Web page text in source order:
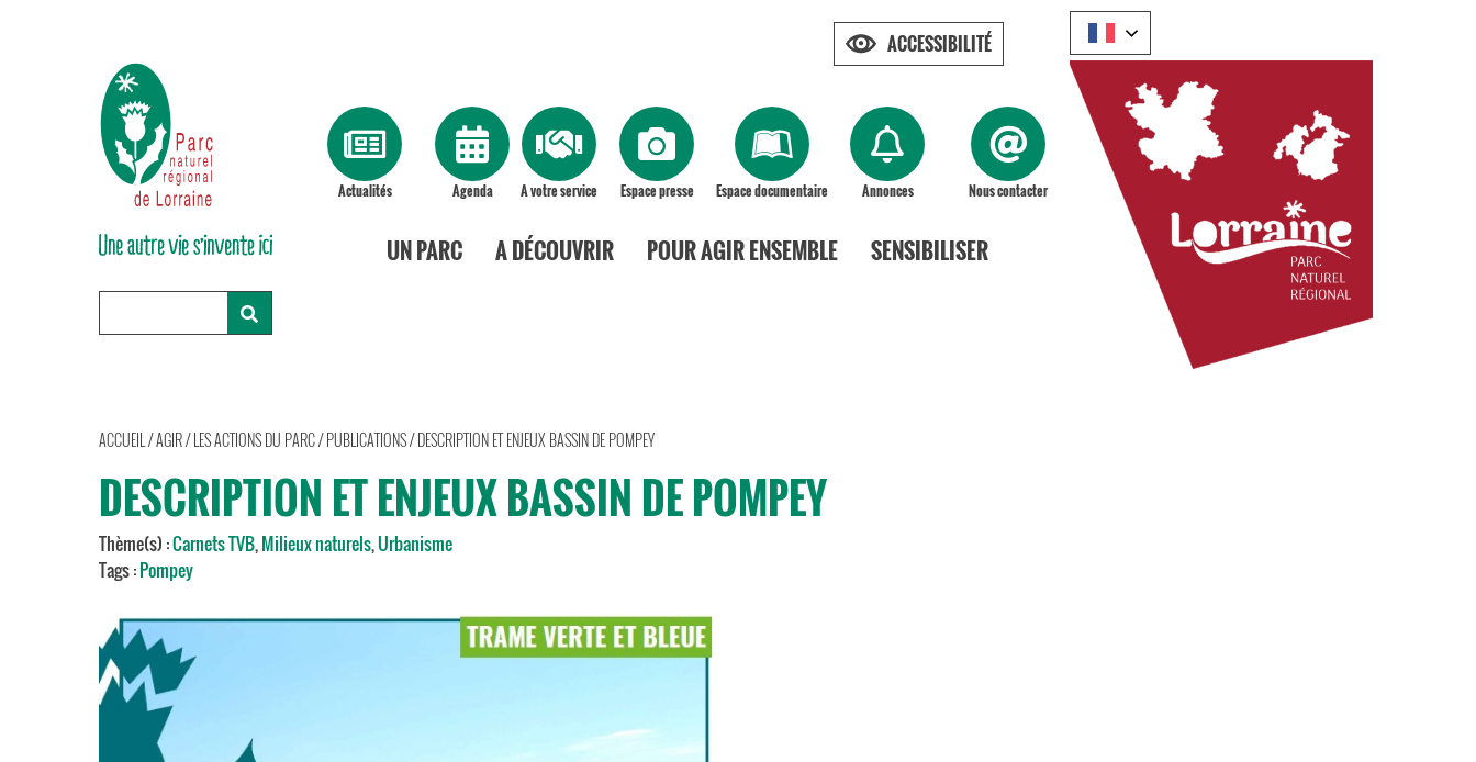
Actualités Agenda A votre service Espace presse Espace documentaire Annonces Nous contacter
UN PARC A DÉCOUVRIR POUR AGIR ENSEMBLE SENSIBILISER
ACCUEIL /AGIR/LES ACTIONS DU PARC/PUBLICATIONS/DESCRIPTION ET ENJEUX BASSIN DE POMPEY
DESCRIPTION ET ENJEUX BASSIN DE POMPEY
Thème(s) :Carnets TVB,Milieux naturels,Urbanisme
Tags :Pompey
ACCESSIBILITÉ